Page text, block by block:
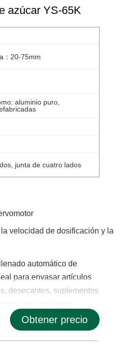
azúcar YS-65K
：20-75mm
aluminio puro,
junta de cuatro lados
velocidad de dosificación y la
automático de
para envasar artículos
desecantes, suplementos
adecuada para......
Obtener precio